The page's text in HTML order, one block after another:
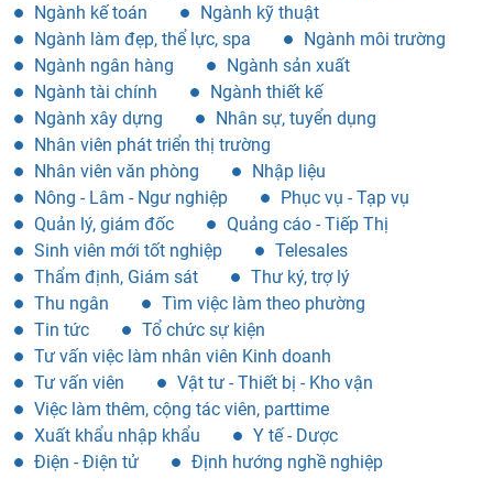
Ngành kế toán
Ngành kỹ thuật
Ngành làm đẹp, thể lực, spa
Ngành môi trường
Ngành ngân hàng
Ngành sản xuất
Ngành tài chính
Ngành thiết kế
Ngành xây dựng
Nhân sự, tuyển dụng
Nhân viên phát triển thị trường
Nhân viên văn phòng
Nhập liệu
Nông - Lâm - Ngư nghiệp
Phục vụ - Tạp vụ
Quản lý, giám đốc
Quảng cáo - Tiếp Thị
Sinh viên mới tốt nghiệp
Telesales
Thẩm định, Giám sát
Thư ký, trợ lý
Thu ngân
Tìm việc làm theo phường
Tin tức
Tổ chức sự kiện
Tư vấn việc làm nhân viên Kinh doanh
Tư vấn viên
Vật tư - Thiết bị - Kho vận
Việc làm thêm, cộng tác viên, parttime
Xuất khẩu nhập khẩu
Y tế - Dược
Điện - Điện tử
Định hướng nghề nghiệp